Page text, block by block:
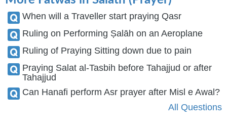
When will a Traveller start praying Qasr
Ruling on Performing Ṣalāh on an Aeroplane
Ruling of Praying Sitting down due to pain
Praying Salat al-Tasbih before Tahajjud or after
Tahajjud
Can Hanafi perform Asr prayer after Misl e Awal?
All Questions